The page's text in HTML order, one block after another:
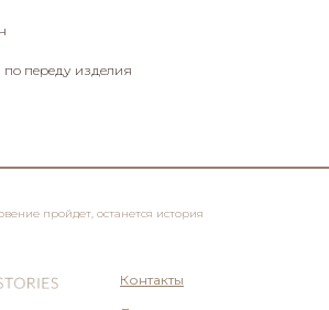
по переду изделия
пройдет, останется история
Контакты